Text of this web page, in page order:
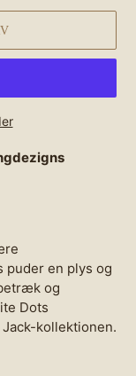
puder en plys og
og
Dots
kollektionen.